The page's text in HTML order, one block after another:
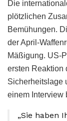
Die
plötzlichen
Bemühungen.
der April-
Mäßigung. US-
ersten Reaktion
Sicherheitslage
einem Interview
„Sie haben